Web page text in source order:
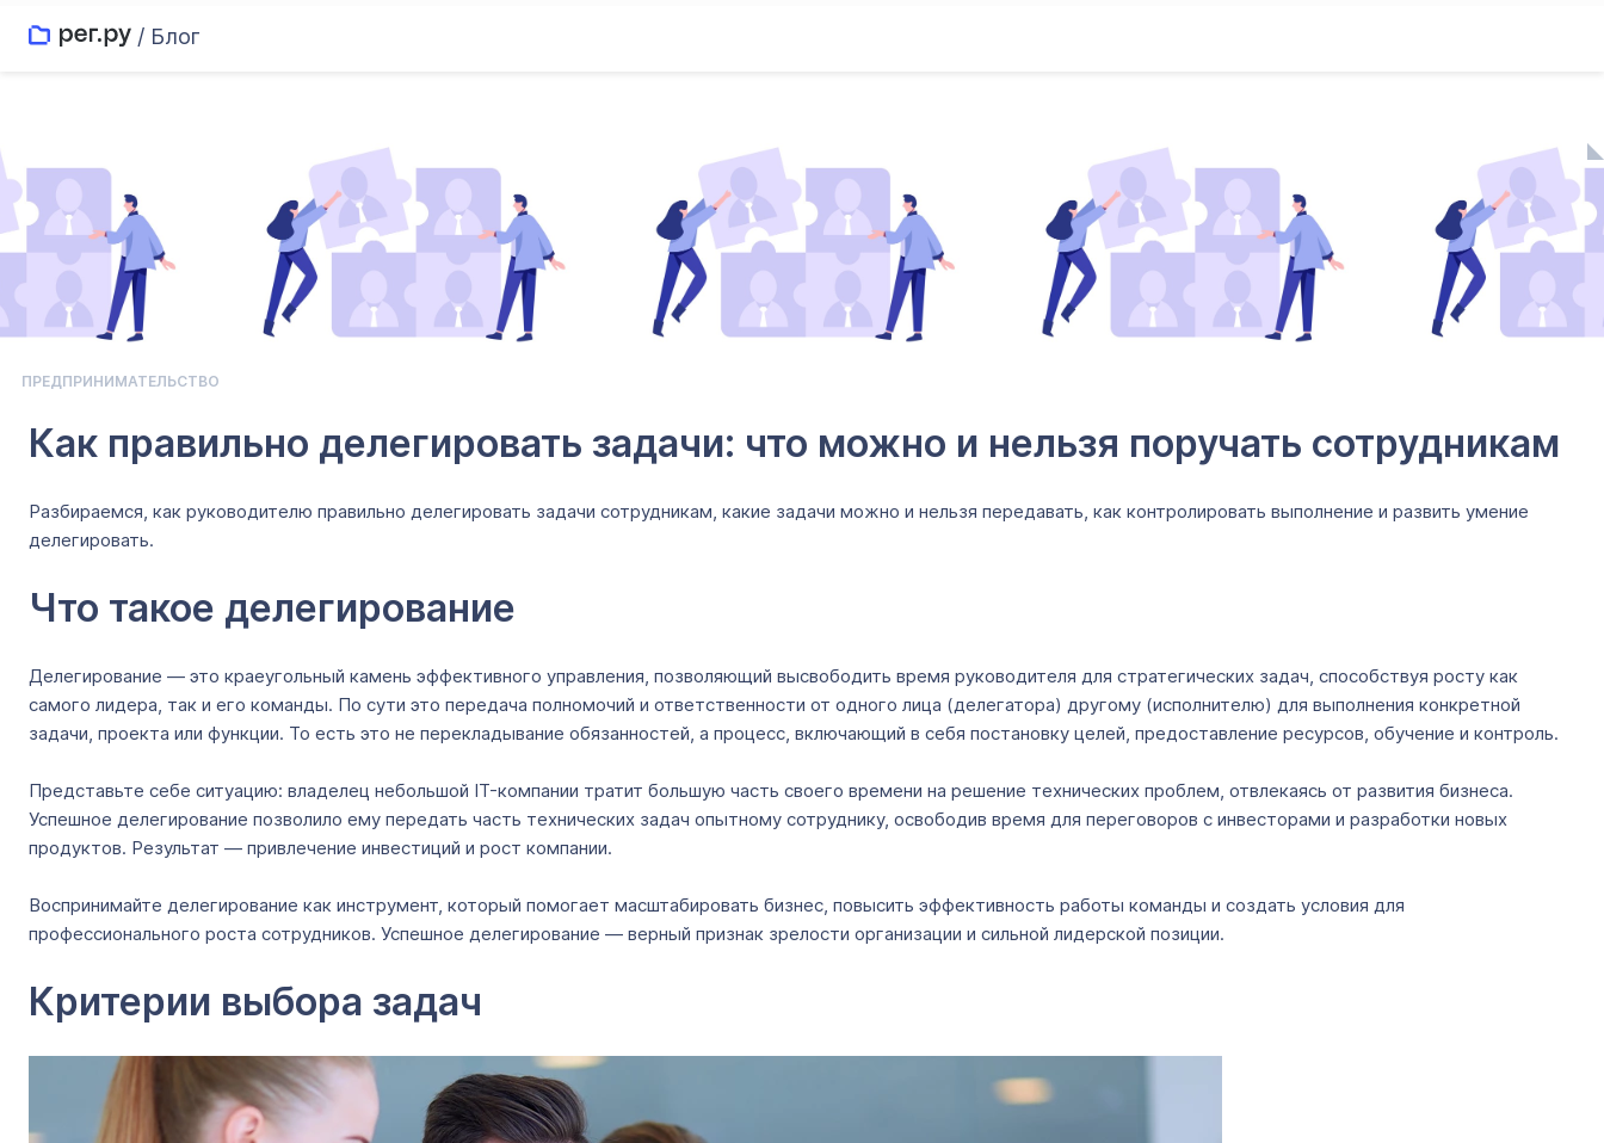
/ Блог
ПРЕДПРИНИМАТЕЛЬСТВО
Как правильно делегировать задачи: что можно и нельзя поручать сотрудникам
Разбираемся, как руководителю правильно делегировать задачи сотрудникам, какие задачи можно и нельзя передавать, как контролировать выполнение и развить умение
делегировать.
Что такое делегирование
Делегирование — это краеугольный камень эффективного управления, позволяющий высвободить время руководителя для стратегических задач, способствуя росту как
самого лидера, так и его команды. По сути это передача полномочий и ответственности от одного лица (делегатора) другому (исполнителю) для выполнения конкретной
задачи, проекта или функции. То есть это не перекладывание обязанностей, а процесс, включающий в себя постановку целей, предоставление ресурсов, обучение и контроль.
Представьте себе ситуацию: владелец небольшой IT-компании тратит большую часть своего времени на решение технических проблем, отвлекаясь от развития бизнеса.
Успешное делегирование позволило ему передать часть технических задач опытному сотруднику, освободив время для переговоров с инвесторами и разработки новых
продуктов. Результат — привлечение инвестиций и рост компании.
Воспринимайте делегирование как инструмент, который помогает масштабировать бизнес, повысить эффективность работы команды и создать условия для
профессионального роста сотрудников. Успешное делегирование — верный признак зрелости организации и сильной лидерской позиции.
Критерии выбора задач